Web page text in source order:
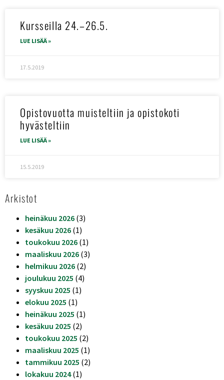
Kursseilla 24.–26.5.
LUE LISÄÄ »
17.5.2019
Opistovuotta muisteltiin ja opistokoti
hyvästeltiin
LUE LISÄÄ »
15.5.2019
Arkistot
heinäkuu 2026 (3)
kesäkuu 2026 (1)
toukokuu 2026 (1)
maaliskuu 2026 (3)
helmikuu 2026 (2)
joulukuu 2025 (4)
syyskuu 2025 (1)
elokuu 2025 (1)
heinäkuu 2025 (1)
kesäkuu 2025 (2)
toukokuu 2025 (2)
maaliskuu 2025 (1)
tammikuu 2025 (2)
lokakuu 2024(1)